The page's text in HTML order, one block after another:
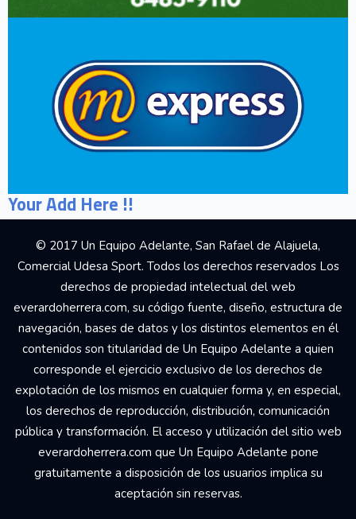
Your Add Here !!
© 2017 Un Equipo Adelante, San Rafael de Alajuela,
Comercial Udesa Sport. Todos los derechos reservados Los
derechos de propiedad intelectual del web
everardoherrera.com, su código fuente, diseño, estructura de
navegación, bases de datos y los distintos elementos en él
contenidos son titularidad de Un Equipo Adelante a quien
corresponde el ejercicio exclusivo de los derechos de
explotación de los mismos en cualquier forma y, en especial,
los derechos de reproducción, distribución, comunicación
pública y transformación. El acceso y utilización del sitio web
everardoherrera.com que Un Equipo Adelante pone
gratuitamente a disposición de los usuarios implica su
aceptación sin reservas.